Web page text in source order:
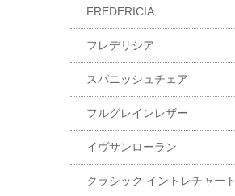
FREDERICIA
フレデリシア
スパニッシュチェア
フルグレインレザー
イヴサンローラン
クラシック イントレチャート